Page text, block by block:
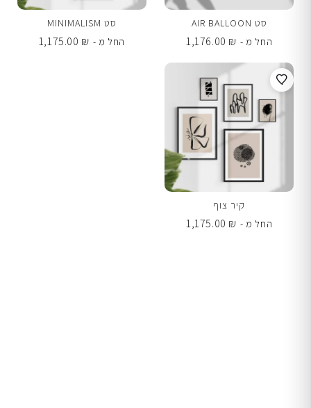
סט AIR BALLOON
החל מ -
1,176.00 ₪
סט MINIMALISM
החל מ -
1,175.00 ₪
קיר צוף
החל מ -
1,175.00 ₪